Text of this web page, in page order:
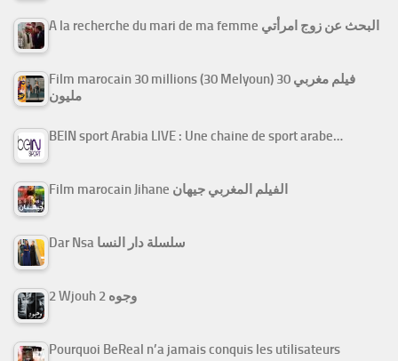
A la recherche du mari de ma femme البحث عن زوج امرأتي
Film marocain 30 millions (30 Melyoun) فيلم مغربي 30
مليون
BEIN sport Arabia LIVE : Une chaine de sport arabe…
Film marocain Jihane الفيلم المغربي جيهان
Dar Nsa سلسلة دار النسا
2 Wjouh 2 وجوه
Pourquoi BeReal n’a jamais conquis les utilisateurs